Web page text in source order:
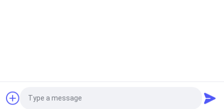
Huitong Composite Materials Co., Ltd.. All Rights